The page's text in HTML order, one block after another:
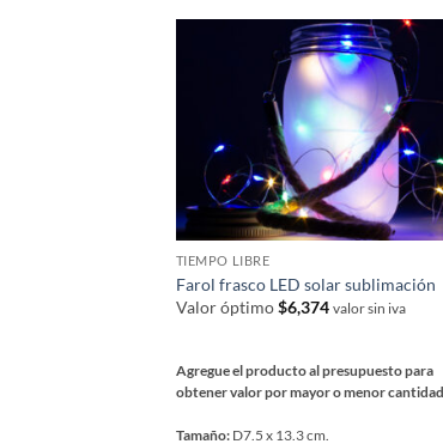
TIEMPO LIBRE
Farol frasco LED solar sublimación
Valor óptimo$6,374 valor sin iva
Agregue el producto al presupuesto para
obtener valor por mayor o menor cantidad
Tamaño: D7.5 x 13.3 cm.